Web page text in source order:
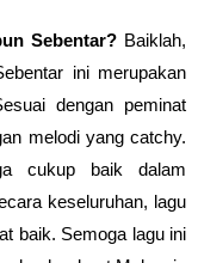
Sebentar? Baiklah,
ini merupakan
dengan peminat
melodi yang catchy.
cukup baik dalam
keseluruhan, lagu
baik. Semoga lagu ini